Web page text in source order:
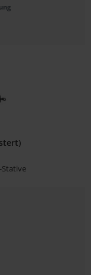
Stative